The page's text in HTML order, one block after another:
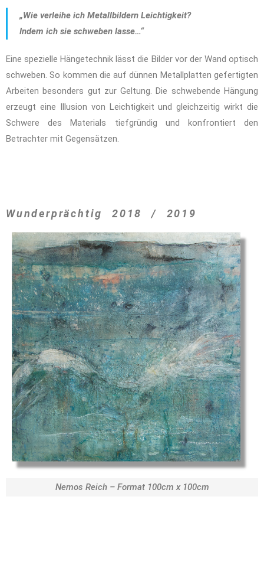
„Wie verleihe ich Metallbildern Leichtigkeit?
Indem ich sie schweben lasse…“
Eine spezielle Hängetechnik lässt die Bilder vor der Wand optisch
schweben. So kommen die auf dünnen Metallplatten gefertigten
Arbeiten besonders gut zur Geltung. Die schwebende Hängung
erzeugt eine Illusion von Leichtigkeit und gleichzeitig wirkt die
Schwere des Materials tiefgründig und konfrontiert den
Betrachter mit Gegensätzen.
Wunderprächtig 2018 / 2019
Nemos Reich – Format 100cm x 100cm